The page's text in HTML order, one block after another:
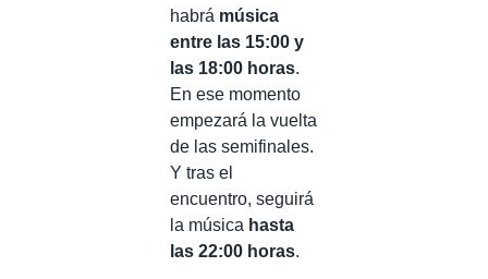
habrá música
entre las 15:00 y
las 18:00 horas.
En ese momento
empezará la vuelta
de las semifinales.
Y tras el
encuentro, seguirá
la música hasta
las 22:00 horas.